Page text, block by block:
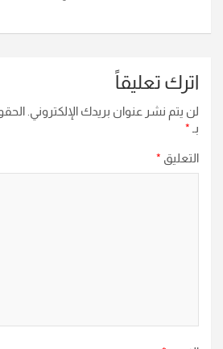
اترك تعليقاً
لن يتم نشر عنوان بريدك الإلكتروني.
بـ *
التعليق *